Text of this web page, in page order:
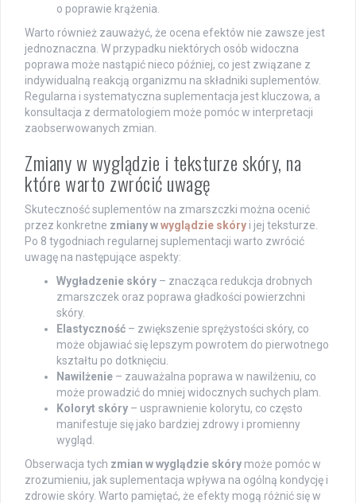
o poprawie krążenia.
Warto również zauważyć, że ocena efektów nie zawsze jest
jednoznaczna. W przypadku niektórych osób widoczna
poprawa może nastąpić nieco później, co jest związane z
indywidualną reakcją organizmu na składniki suplementów.
Regularna i systematyczna suplementacja jest kluczowa, a
konsultacja z dermatologiem może pomóc w interpretacji
zaobserwowanych zmian.
Zmiany w wyglądzie i teksturze skóry, na
które warto zwrócić uwagę
Skuteczność suplementów na zmarszczki można ocenić
przez konkretne zmiany wwyglądzie skóry i jej teksturze.
Po 8 tygodniach regularnej suplementacji warto zwrócić
uwagę na następujące aspekty:
Wygładzenie skóry – znacząca redukcja drobnych
zmarszczek oraz poprawa gładkości powierzchni
skóry.
Elastyczność – zwiększenie sprężystości skóry, co
może objawiać się lepszym powrotem do pierwotnego
kształtu po dotknięciu.
Nawilżenie – zauważalna poprawa w nawilżeniu, co
może prowadzić do mniej widocznych suchych plam.
Koloryt skóry – usprawnienie kolorytu, co często
manifestuje się jako bardziej zdrowy i promienny
wygląd.
Obserwacja tych zmian w wyglądzie skóry może pomóc w
zrozumieniu, jak suplementacja wpływa na ogólną kondycję i
zdrowie skóry. Warto pamiętać, że efekty mogą różnić się w